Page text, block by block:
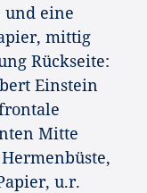
und eine
mittig
Rückseite:
Einstein
Mitte
u.r.